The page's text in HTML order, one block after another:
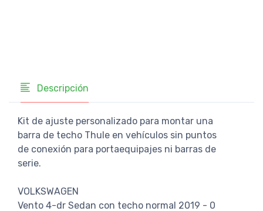
Descripción
Kit de ajuste personalizado para montar una
barra de techo Thule en vehículos sin puntos
de conexión para portaequipajes ni barras de
serie.
VOLKSWAGEN
Vento 4-dr Sedan con techo normal 2019 - 0